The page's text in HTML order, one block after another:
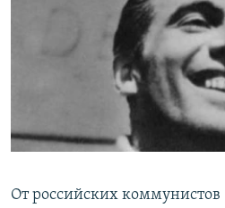
СИБИРЬ.РЕАЛИИ
РАСПИСАНИЕ ВЕЩАНИЯ
ПОДПИШИТЕСЬ НА
От российских